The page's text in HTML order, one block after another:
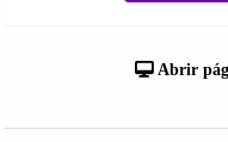
Abrir